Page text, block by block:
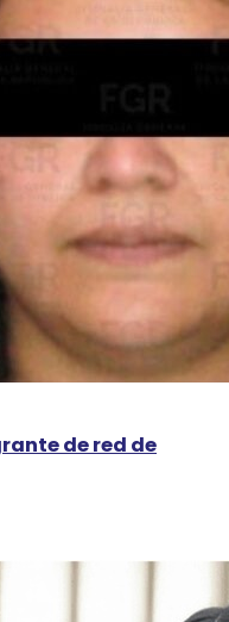
de red de